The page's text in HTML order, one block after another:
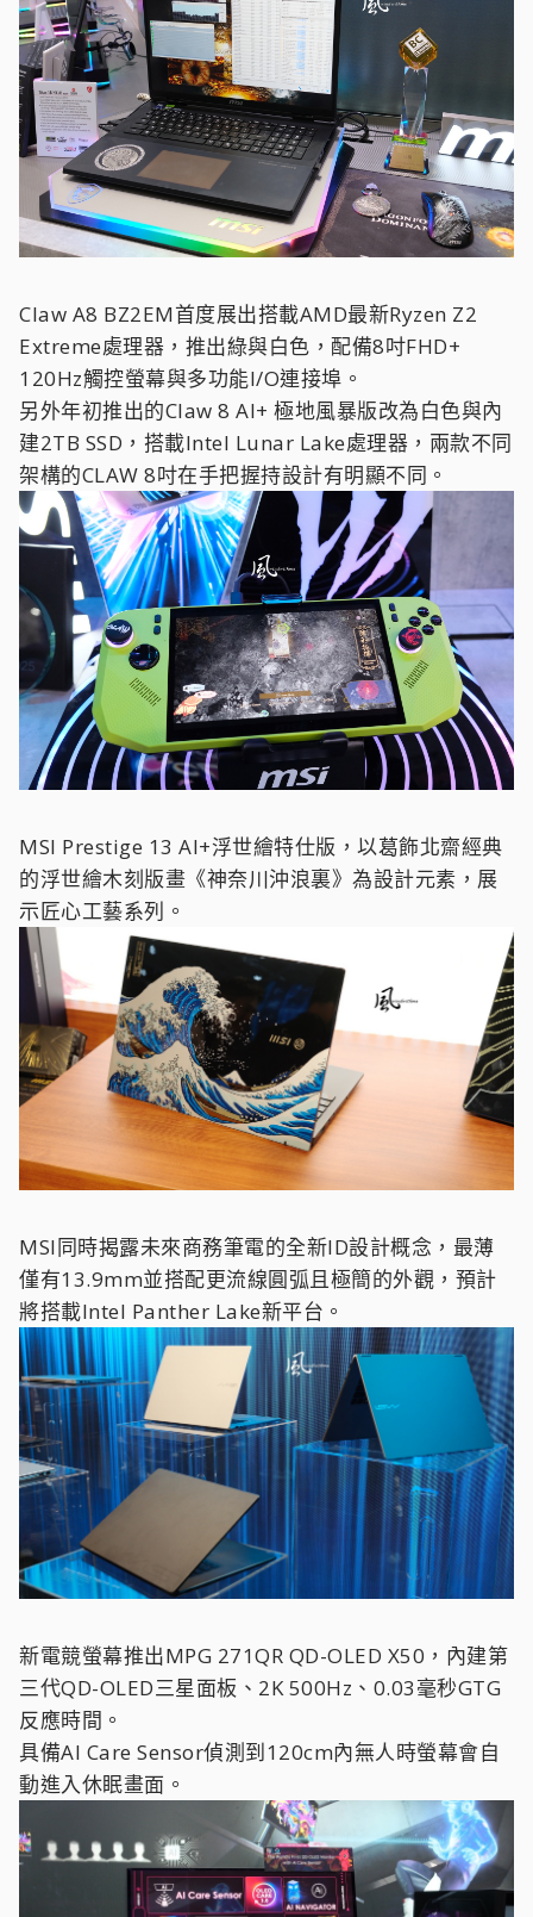
Claw A8 BZ2EM首度展出搭載AMD最新Ryzen Z2
Extreme處理器，推出綠與白色，配備8吋FHD+
120Hz觸控螢幕與多功能I/O連接埠。
另外年初推出的Claw 8 AI+ 極地風暴版改為白色與內
建2TB SSD，搭載Intel Lunar Lake處理器，兩款不同
架構的CLAW 8吋在手把握持設計有明顯不同。
MSI Prestige 13 AI+浮世繪特仕版，以葛飾北齋經典
的浮世繪木刻版畫《神奈川沖浪裏》為設計元素，展
示匠心工藝系列。
MSI同時揭露未來商務筆電的全新ID設計概念，最薄
僅有13.9mm並搭配更流線圓弧且極簡的外觀，預計
將搭載Intel Panther Lake新平台。
新電競螢幕推出MPG 271QR QD-OLED X50，內建第
三代QD-OLED三星面板、2K 500Hz、0.03毫秒GTG
反應時間。
具備AI Care Sensor偵測到120cm內無人時螢幕會自
動進入休眠畫面。